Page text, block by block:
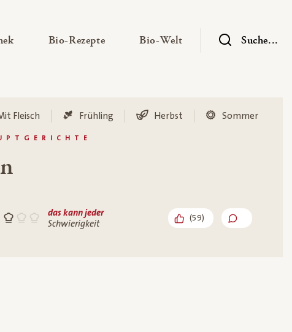
— Untermenü ausklappen
Bio-Rezepte— Untermenü ausklappen
Bio-Welt — UntermenüSuche...
Fleisch Frühling Herbst Sommer
das kann jeder
Schwierigkeit
(59)